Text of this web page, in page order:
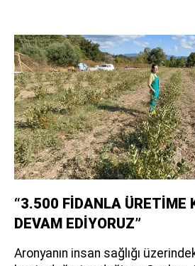
“3.500 FİDANLA ÜRETİME
DEVAM EDİYORUZ”
Aronyanın insan sağlığı